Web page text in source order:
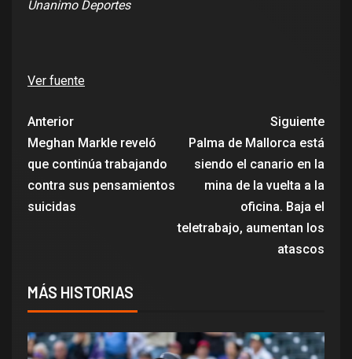
Unanimo Deportes
Ver fuente
Anterior
Meghan Markle reveló
que continúa trabajando
contra sus pensamientos
suicidas
Siguiente
Palma de Mallorca está
siendo el canario en la
mina de la vuelta a la
oficina. Baja el
teletrabajo, aumentan los
atascos
MÁS HISTORIAS